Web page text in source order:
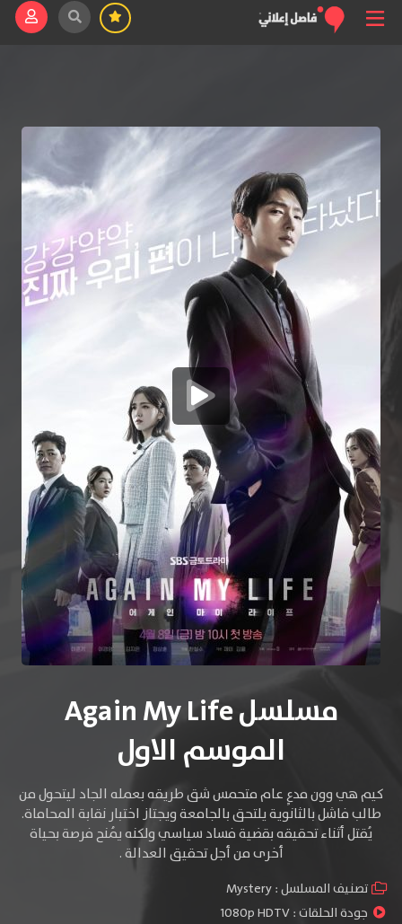
مسلسل Again My Life
الموسم الاول
كيم هي وون مدعٍ عام متحمس شق طريقه بعمله الجاد ليتحول من
طالب فاشل بالثانوية يلتحق بالجامعة ويجتاز اختبار نقابة المحاماة.
يُقتل أثناء تحقيقه بقضية فساد سياسي ولكنه يُمنح فرصة بحياة
أخرى من أجل تحقيق العدالة .
تصنيف المسلسل :Mystery
جودة الحلقات :1080p HDTV